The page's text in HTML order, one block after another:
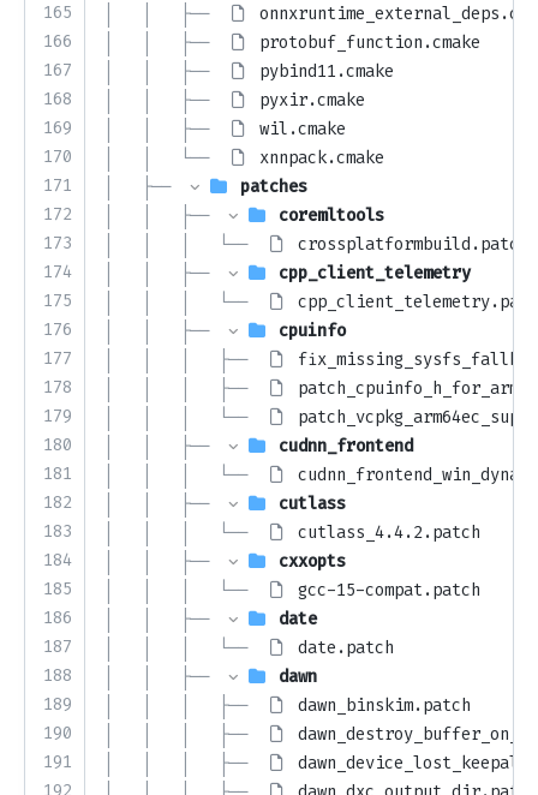
165
166
167
168
169
170
171
172
173
174
175
176
177
178
179
180
181
182
183
184
185
186
187
188
189
190
191
│   │   ├──
│   │   ├──
protobuf_function.cmake
│   │   ├──
pybind11.cmake
│   │   ├──
pyxir.cmake
│   │   ├──
wil.cmake
│   │   └──
xnnpack.cmake
│   ├──
patches
│   │   ├──
coremltools
│   │   │   └──
crossplatformbuild.patch
│   │   ├──
cpp_client_telemetry
│   │   │   └──
│   │   ├──
cpuinfo
│   │   │   ├──
│   │   │   ├──
│   │   │   └──
│   │   ├──
cudnn_frontend
│   │   │   └──
│   │   ├──
cutlass
│   │   │   └──
cutlass_4.4.2.patch
│   │   ├──
cxxopts
│   │   │   └──
gcc-15-compat.patch
│   │   ├──
date
│   │   │   └──
date.patch
│   │   ├──
dawn
│   │   │   ├──
dawn_binskim.patch
│   │   │   ├──
│   │   │   ├──